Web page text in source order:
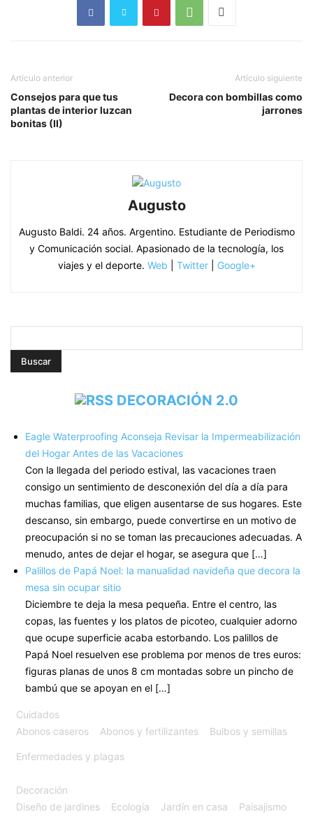
Artículo anterior
Consejos para que tus
plantas de interior luzcan
bonitas (II)
Artículo siguiente
Decora con bombillas como
jarrones
Augusto
Augusto Baldi. 24 años. Argentino. Estudiante de Periodismo
y Comunicación social. Apasionado de la tecnología, los
viajes y el deporte. Web Twitter| Google+
DECORACIÓN 2.0
Eagle Waterproofing Aconseja Revisar la Impermeabilización
del Hogar Antes de las Vacaciones
Con la llegada del periodo estival, las vacaciones traen
consigo un sentimiento de desconexión del día a día para
muchas familias, que eligen ausentarse de sus hogares. Este
descanso, sin embargo, puede convertirse en un motivo de
preocupación si no se toman las precauciones adecuadas. A
menudo, antes de dejar el hogar, se asegura que […]
Palillos de Papá Noel: la manualidad navideña que decora la
mesa sin ocupar sitio
Diciembre te deja la mesa pequeña. Entre el centro, las
copas, las fuentes y los platos de picoteo, cualquier adorno
que ocupe superficie acaba estorbando. Los palillos de
Papá Noel resuelven ese problema por menos de tres euros:
figuras planas de unos 8 cm montadas sobre un pincho de
bambú que se apoyan en el […]
Cuidados
Abonos caseros
Abonos y fertilizantes Bulbos y semillas
Enfermedades y plagas
Decoración
Diseño de jardines
Ecología Jardín en casa Paisajismo